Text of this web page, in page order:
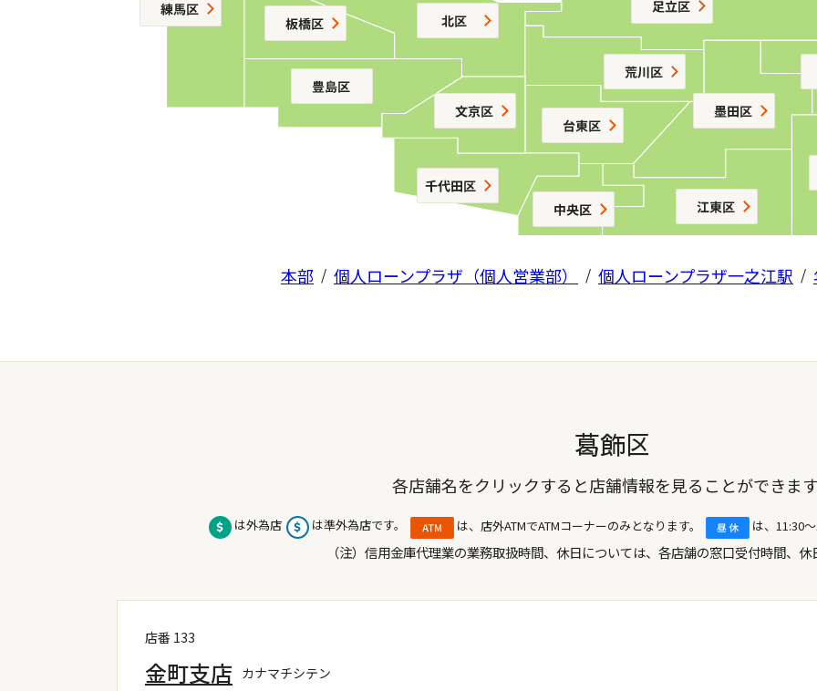
本部 / 個人ローンプラザ（個人営業部） / 個人ローンプラザ一之江駅 /
葛飾区
各店舗名をクリックすると店舗情報を見ることができま
は外為店 は準外為店です。 は、店外ATMでATMコーナーのみとなります。 は、11:30
（注）信用金庫代理業の業務取扱時間、休日については、各店舗の窓口受付時間、休
店番 133
金町支店 カナマチシテン